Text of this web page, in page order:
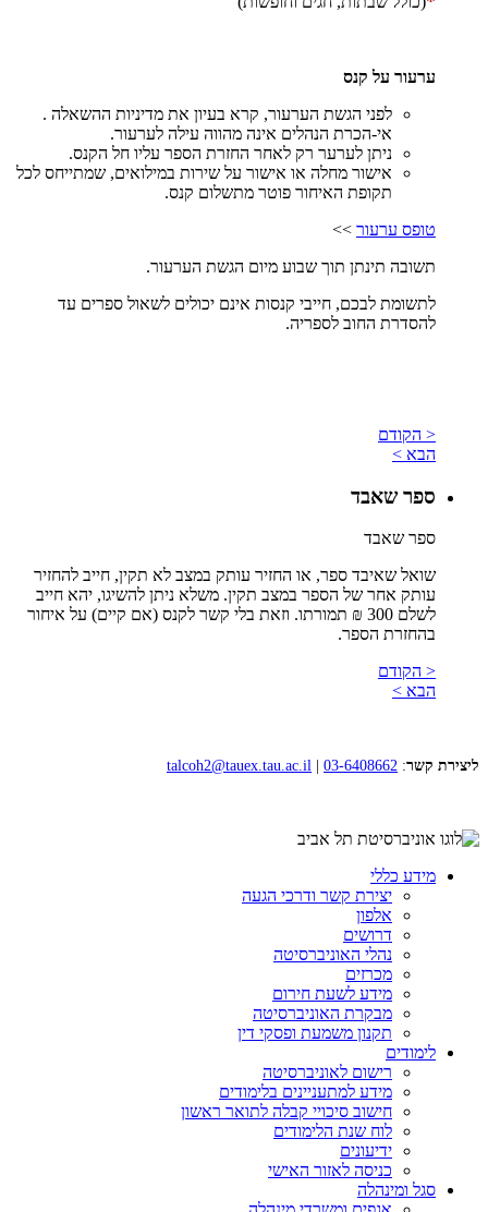
ערעור על קנס
לפני הגשת הערעור, קרא בעיון את מדיניות ההשאלה .
אי-הכרת הנהלים אינה מהווה עילה לערעור.
ניתן לערער רק לאחר החזרת הספר עליו חל הקנס.
אישור מחלה או אישור על שירות במילואים, שמתייחס לכל
תקופת האיחור פוטר מתשלום קנס.
טופס ערעור >>
תשובה תינתן תוך שבוע מיום הגשת הערעור.
לתשומת לבכם, חייבי קנסות אינם יכולים לשאול ספרים עד
להסדרת החוב לספריה.
< הקודם
הבא >
ספר שאבד
ספר שאבד
שואל שאיבד ספר, או החזיר עותק במצב לא תקין, חייב להחזיר
עותק אחר של הספר במצב תקין. משלא ניתן להשיגו, יהא חייב
לשלם 300 ₪ תמורתו. וזאת בלי קשר לקנס (אם קיים) על איחור
בהחזרת הספר.
< הקודם
הבא >
ליצירת קשר:
03-6408662
talcoh2@tauex.tau.ac.il
מידע כללי
יצירת קשר ודרכי הגעה
אלפון
דרושים
נהלי האוניברסיטה
מכרזים
מידע לשעת חירום
מבקרת האוניברסיטה
תקנון משמעת ופסקי דין
לימודים
רישום לאוניברסיטה
מידע למתעניינים בלימודים
חישוב סיכויי קבלה לתואר ראשון
לוח שנת הלימודים
ידיעונים
כניסה לאזור האישי
סגל ומינהלה